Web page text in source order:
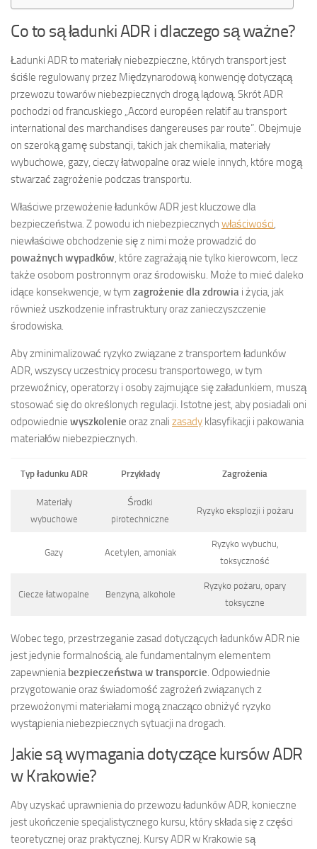
Co to są ładunki ADR i dlaczego są ważne?
Ładunki ADR to materiały niebezpieczne, których transport jest
ściśle regulowany przez Międzynarodową konwencję dotyczącą
przewozu towarów niebezpiecznych drogą lądową. Skrót ADR
pochodzi od francuskiego „Accord européen relatif au transport
international des marchandises dangereuses par route”. Obejmuje
on szeroką gamę substancji, takich jak chemikalia, materiały
wybuchowe, gazy, cieczy łatwopalne oraz wiele innych, które mogą
stwarzać zagrożenie podczas transportu.
Właściwe przewożenie ładunków ADR jest kluczowe dla
bezpieczeństwa. Z powodu ich niebezpiecznych właściwości,
niewłaściwe obchodzenie się z nimi może prowadzić do
poważnych wypadków, które zagrażają nie tylko kierowcom, lecz
także osobom postronnym oraz środowisku. Może to mieć daleko
idące konsekwencje, w tym zagrożenie dla zdrowia i życia, jak
również uszkodzenie infrastruktury oraz zanieczyszczenie
środowiska.
Aby zminimalizować ryzyko związane z transportem ładunków
ADR, wszyscy uczestnicy procesu transportowego, w tym
przewoźnicy, operatorzy i osoby zajmujące się załadunkiem, muszą
stosować się do określonych regulacji. Istotne jest, aby posiadali oni
odpowiednie wyszkolenie oraz znali zasady klasyfikacji i pakowania
materiałów niebezpiecznych.
Typ ładunku ADR Przykłady Zagrożenia
Materiały
wybuchowe
Środki
pirotechniczne
Ryzyko eksplozji i pożaru
Gazy Acetylen, amoniak
Ryzyko wybuchu,
toksyczność
Ciecze łatwopalne Benzyna, alkohole
Ryzyko pożaru, opary
toksyczne
Wobec tego, przestrzeganie zasad dotyczących ładunków ADR nie
jest jedynie formalnością, ale fundamentalnym elementem
zapewnieniabezpieczeństwa w transporcie. Odpowiednie
przygotowanie oraz świadomość zagrożeń związanych z
przewożonymi materiałami mogą znacząco obniżyć ryzyko
wystąpienia niebezpiecznych sytuacji na drogach.
Jakie są wymagania dotyczące kursów ADR
w Krakowie?
Aby uzyskać uprawnienia do przewozu ładunków ADR, konieczne
jest ukończenie specjalistycznego kursu, który składa się z części
teoretycznej oraz praktycznej. Kursy ADR w Krakowie są